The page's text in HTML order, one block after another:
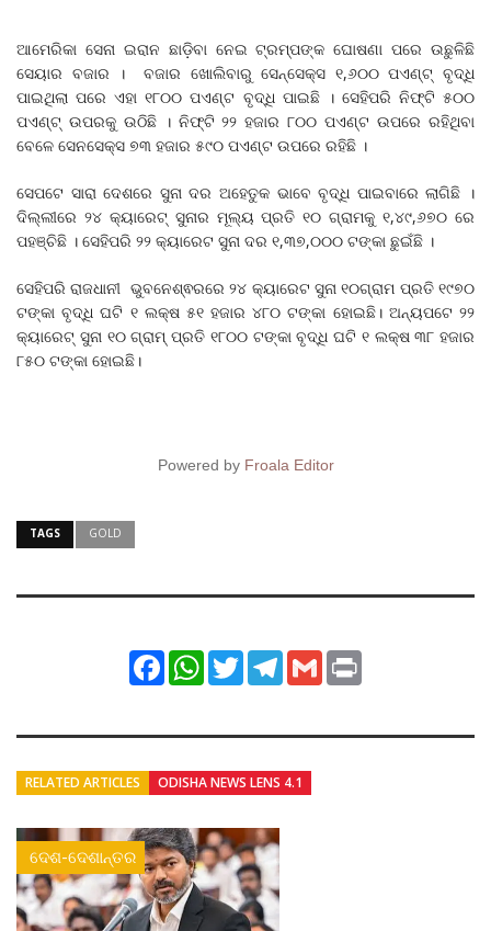
ଆମେରିକା ସେନା ଇରାନ ଛାଡ଼ିବା ନେଇ ଟ୍ରମ୍ପଙ୍କ ଘୋଷଣା ପରେ ଉଛୁଳିଛି
ସେୟାର ବଜାର । ବଜାର ଖୋଲିବାରୁ ସେନ୍‌ସେକ୍ସ ୧,୬୦୦ ପଏଣ୍ଟ୍ ବୃଦ୍ଧି
ପାଇଥିଲା ପରେ ଏହା ୧୮୦୦ ପଏଣ୍ଟ ବୃଦ୍ଧି ପାଇଛି । ସେହିପରି ନିଫ୍ଟି ୫୦୦
ପଏଣ୍ଟ୍ ଉପରକୁ ଉଠିଛି । ନିଫ୍ଟି ୨୨ ହଜାର ୮୦୦ ପଏଣ୍ଟ ଉପରେ ରହିଥିବା
ବେଳେ ସେନସେକ୍ସ ୭୩ ହଜାର ୫୯୦ ପଏଣ୍ଟ ଉପରେ ରହିଛି ।
ସେପଟେ ସାରା ଦେଶରେ ସୁନା ଦର ଅହେତୁକ ଭାବେ ବୃଦ୍ଧି ପାଇବାରେ ଲାଗିଛି ।
ଦିଲ୍ଲୀରେ ୨୪ କ୍ୟାରେଟ୍ ସୁନାର ମୂଲ୍ୟ ପ୍ରତି ୧୦ ଗ୍ରାମକୁ ୧,୪୯,୬୭୦ ରେ
ପହଞ୍ଚିଛି । ସେହିପରି ୨୨ କ୍ୟାରେଟ ସୁନା ଦର ୧,୩୭,୦୦୦ ଟଙ୍କା ଛୁଇଁଛି ।
ସେହିପରି ରାଜଧାନୀ ଭୁବନେଶ୍ଵରରେ ୨୪ କ୍ୟାରେଟ ସୁନା ୧୦ଗ୍ରାମ ପ୍ରତି ୧୯୭୦
ଟଙ୍କା ବୃଦ୍ଧି ଘଟି ୧ ଲକ୍ଷ ୫୧ ହଜାର ୪୮୦ ଟଙ୍କା ହୋଇଛି। ଅନ୍ୟପଟେ ୨୨
କ୍ୟାରେଟ୍ ସୁନା ୧୦ ଗ୍ରାମ୍ ପ୍ରତି ୧୮୦୦ ଟଙ୍କା ବୃଦ୍ଧି ଘଟି ୧ ଲକ୍ଷ ୩୮ ହଜାର
୮୫୦ ଟଙ୍କା ହୋଇଛି।
Powered by Froala Editor
TAGS GOLD
FacebookWhatsApp
TwitterTelegram
Gmail
RELATED ARTICLES ODISHA NEWS LENS 4.1
ଦେଶ-ଦେଶାନ୍ତର